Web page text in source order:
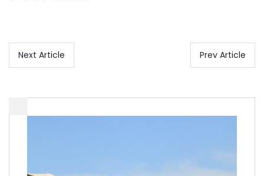
Prev Article
Next Article